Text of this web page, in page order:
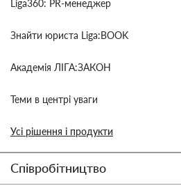
Liga360: PR-менеджер
Знайти юриста Liga:BOOK
Академія ЛІГА:ЗАКОН
Теми в центрі уваги
Усі рішення і продукти
Співробітництво